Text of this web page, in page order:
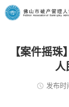
【案件摇
人
发布时